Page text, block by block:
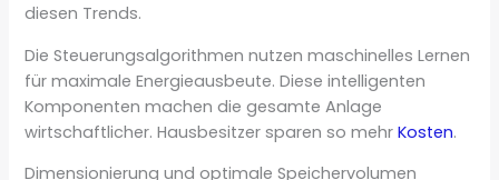
diesen Trends.
Die Steuerungsalgorithmen nutzen maschinelles Lernen
für maximale Energieausbeute. Diese intelligenten
Komponenten machen die gesamte Anlage
wirtschaftlicher. Hausbesitzer sparen so mehrKosten.
Dimensionierung und optimale Speichervolumen